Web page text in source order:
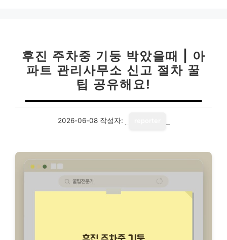
후진 주차중 기둥 박았을때 | 아
파트 관리사무소 신고 절차 꿀
팁 공유해요!
2026-06-08 작성자: